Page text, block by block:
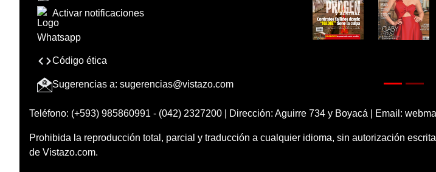
Activar notificaciones
Código ética
Sugerencias a: sugerencias@vistazo.com
Teléfono: (+593) 985860991 - (042) 2327200 | Dirección: Aguirre 734 y Boyacá | Email:
Prohibida la reproducción total, parcial y traducción a cualquier idioma, sin autorización
de Vistazo.com.